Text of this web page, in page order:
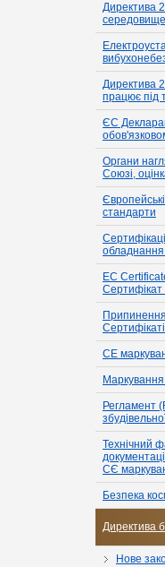
Директива
середовище
Директива
працює під
ЄС
Органи
Союзі,
стандарти
EC
Сертифікат
СЕ
Регламент
Технічний
СЄ
Безпека
Директива
Нове